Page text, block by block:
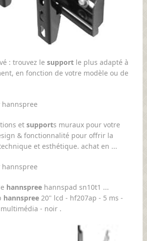
: trouvez le supportle plus adapté à
en fonction de votre modèle ou de
et supports muraux pour votre
& fonctionnalité pour offrir la
et esthétique. achat en ...
hannspreehannspad sn10t1 ...
hannspree20" lcd - hf207ap - 5 ms -
- noir .